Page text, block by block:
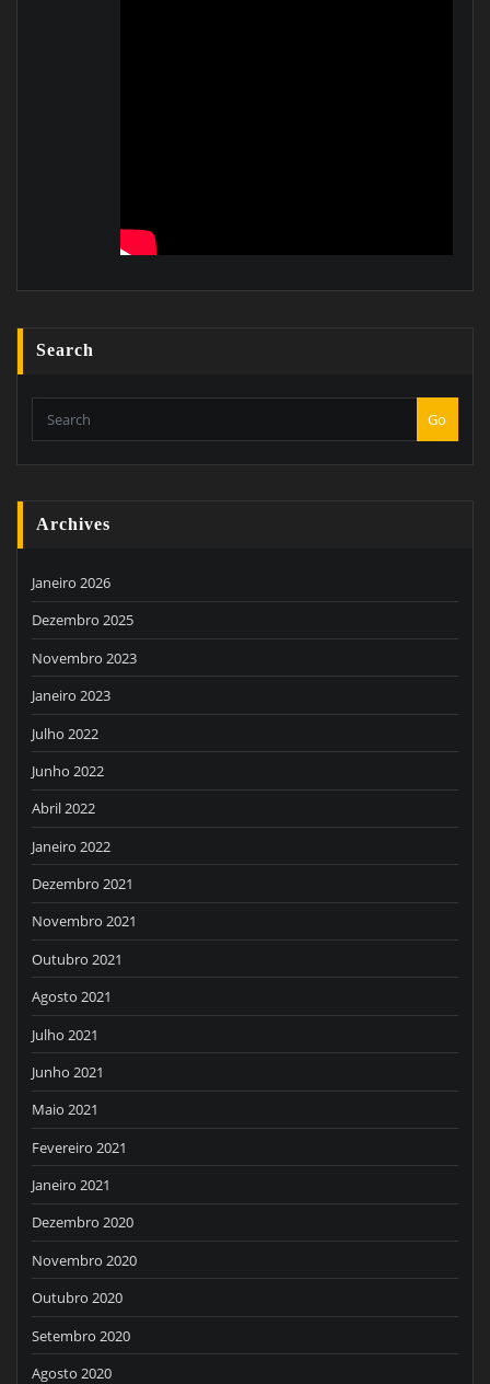
Search
Go
Archives
Janeiro 2026
Dezembro 2025
Novembro 2023
Janeiro 2023
Julho 2022
Junho 2022
Abril 2022
Janeiro 2022
Dezembro 2021
Novembro 2021
Outubro 2021
Agosto 2021
Julho 2021
Junho 2021
Maio 2021
Fevereiro 2021
Janeiro 2021
Dezembro 2020
Novembro 2020
Outubro 2020
Setembro 2020
Agosto 2020